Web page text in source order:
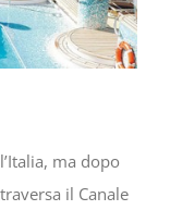
ma dopo
il Canale